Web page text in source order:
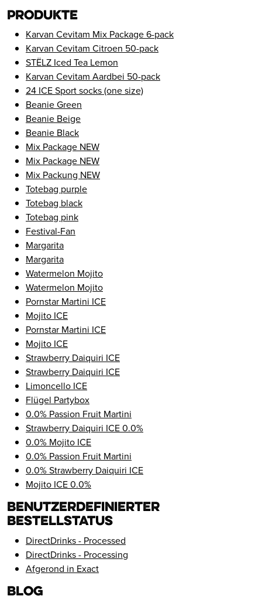
Produkte
Karvan Cevitam Mix Package 6-pack
Karvan Cevitam Citroen 50-pack
STËLZ Iced Tea Lemon
Karvan Cevitam Aardbei 50-pack
24 ICE Sport socks (one size)
Beanie Green
Beanie Beige
Beanie Black
Mix Package NEW
Mix Package NEW
Mix Packung NEW
Totebag purple
Totebag black
Totebag pink
Festival-Fan
Margarita
Margarita
Watermelon Mojito
Watermelon Mojito
Pornstar Martini ICE
Mojito ICE
Pornstar Martini ICE
Mojito ICE
Strawberry Daiquiri ICE
Strawberry Daiquiri ICE
Limoncello ICE
Flügel Partybox
0.0% Passion Fruit Martini
Strawberry Daiquiri ICE 0.0%
0.0% Mojito ICE
0.0% Passion Fruit Martini
0.0% Strawberry Daiquiri ICE
Mojito ICE 0.0%
Benutzerdefinierter
Bestellstatus
DirectDrinks - Processed
DirectDrinks - Processing
Afgerond in Exact
Blog